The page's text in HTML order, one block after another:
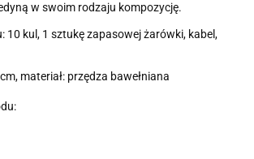
w swoim rodzaju kompozycję.
10 kul, 1 sztukę zapasowej żarówki, kabel,
materiał: przędza bawełniana